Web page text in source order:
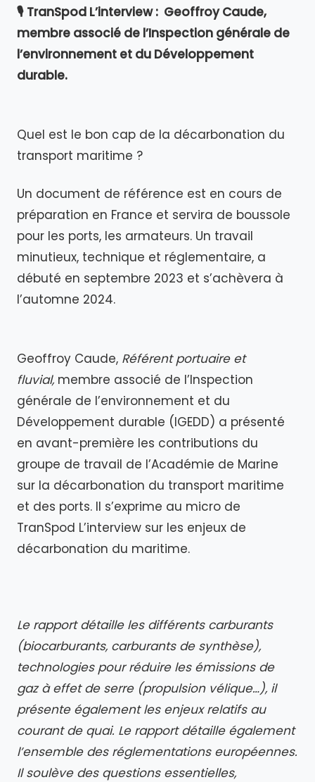
🎙️ TranSpod L’interview : Geoffroy Caude,
membre associé de l’Inspection générale de
l’environnement et du Développement
durable.
Quel est le bon cap de la décarbonation du
transport maritime ?
Un document de référence est en cours de
préparation en France et servira de boussole
pour les ports, les armateurs. Un travail
minutieux, technique et réglementaire, a
débuté en septembre 2023 et s’achèvera à
l’automne 2024.
Geoffroy Caude, Référent portuaire et
fluvial, membre associé de l’Inspection
générale de l’environnement et du
Développement durable (IGEDD) a présenté
en avant-première les contributions du
groupe de travail de l’Académie de Marine
sur la décarbonation du transport maritime
et des ports. Il s’exprime au micro de
TranSpod L’interview sur les enjeux de
décarbonation du maritime.
Le rapport détaille les différents carburants
(biocarburants, carburants de synthèse),
technologies pour réduire les émissions de
gaz à effet de serre (propulsion vélique…), il
présente également les enjeux relatifs au
courant de quai. Le rapport détaille également
l’ensemble des réglementations européennes.
Il soulève des questions essentielles,